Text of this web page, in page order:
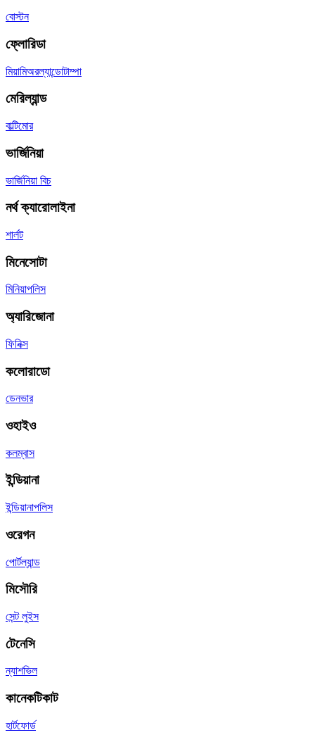
বোস্টন
ফ্লোরিডা
মিয়ামিঅরল্যান্ডোটাম্পা
মেরিল্যান্ড
বাল্টিমোর
ভার্জিনিয়া
ভার্জিনিয়া বিচ
নর্থ ক্যারোলাইনা
শার্লট
মিনেসোটা
মিনিয়াপলিস
অ্যারিজোনা
ফিনিক্স
কলোরাডো
ডেনভার
ওহাইও
কলম্বাস
ইন্ডিয়ানা
ইন্ডিয়ানাপলিস
ওরেগন
পোর্টল্যান্ড
মিসৌরি
সেন্ট লুইস
টেনেসি
ন্যাশভিল
কানেকটিকাট
হার্টফোর্ড